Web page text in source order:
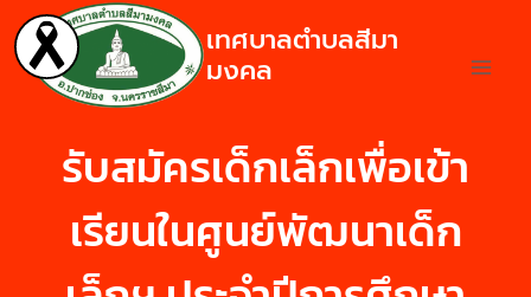
เทศบาลตำบลสีมา
มงคล
รับสมัครเด็กเล็กเพื่อเข้า
เรียนในศูนย์พัฒนาเด็ก